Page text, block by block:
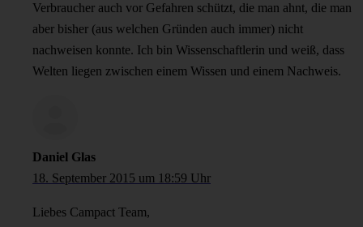
Verbraucher auch vor Gefahren schützt, die man ahnt, die man
aber bisher (aus welchen Gründen auch immer) nicht
nachweisen konnte. Ich bin Wissenschaftlerin und weiß, dass
Welten liegen zwischen einem Wissen und einem Nachweis.
Daniel Glas
18. September 2015 um 18:59 Uhr
Liebes Campact Team,